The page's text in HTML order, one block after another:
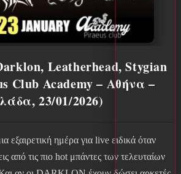
Leatherhead, Stygian
Club Academy – Αθήνα –
23/01/2026)
εξαιρετική ημέρα για live ειδικά όταν
από τις πιο hot μπάντες των τελευταίων